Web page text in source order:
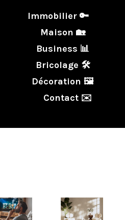
Immobilier 🔑
Maison 🏡
Business 📊
Bricolage 🛠️
Décoration 🖼️
Contact ✉️